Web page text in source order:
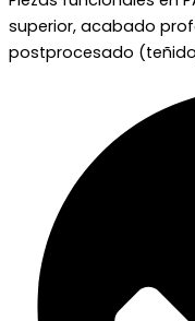
superior, acabado
postprocesado